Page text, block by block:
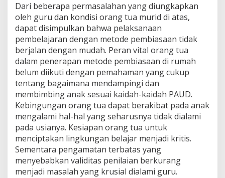
Dari beberapa permasalahan yang diungkapkan
oleh guru dan kondisi orang tua murid di atas,
dapat disimpulkan bahwa pelaksanaan
pembelajaran dengan metode pembiasaan tidak
berjalan dengan mudah. Peran vital orang tua
dalam penerapan metode pembiasaan di rumah
belum diikuti dengan pemahaman yang cukup
tentang bagaimana mendampingi dan
membimbing anak sesuai kaidah-kaidah PAUD.
Kebingungan orang tua dapat berakibat pada anak
mengalami hal-hal yang seharusnya tidak dialami
pada usianya. Kesiapan orang tua untuk
menciptakan lingkungan belajar menjadi kritis.
Sementara pengamatan terbatas yang
menyebabkan validitas penilaian berkurang
menjadi masalah yang krusial dialami guru.